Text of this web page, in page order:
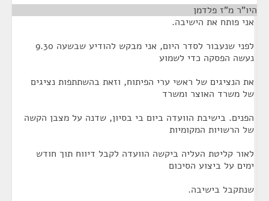
היו"ר מ"ז פלדמן
אני פותח את הישיבה.
לפני שנעבור לסדר היום, אני מבקש להודיע שבשעה 9.30
נעשה הפסקה כדי לשמוע
את הנציגים של ראשי ערי הפיתוח, וזאת בהשתתפות נציגים
של משרד האוצר ומשרד
הפנים. בישיבת הוועדה ביום בי בסיון, שדנה על מצבן הקשה
של הרשויות המקומיות
לאור קליטת העליה ביקשה הוועדה לקבל דיווח תוך חודש
ימים על ביצוע הסיכום
שנתקבל בישיבה.